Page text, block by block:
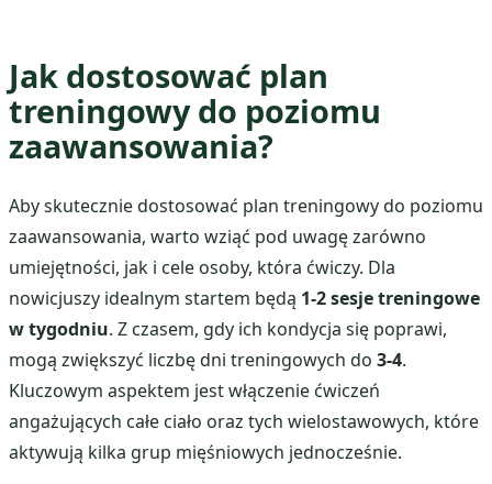
Jak dostosować plan
treningowy do poziomu
zaawansowania?
Aby skutecznie dostosować plan treningowy do poziomu
zaawansowania, warto wziąć pod uwagę zarówno
umiejętności, jak i cele osoby, która ćwiczy. Dla
nowicjuszy idealnym startem będą 1-2 sesje treningowe
w tygodniu. Z czasem, gdy ich kondycja się poprawi,
mogą zwiększyć liczbę dni treningowych do 3-4.
Kluczowym aspektem jest włączenie ćwiczeń
angażujących całe ciało oraz tych wielostawowych, które
aktywują kilka grup mięśniowych jednocześnie.